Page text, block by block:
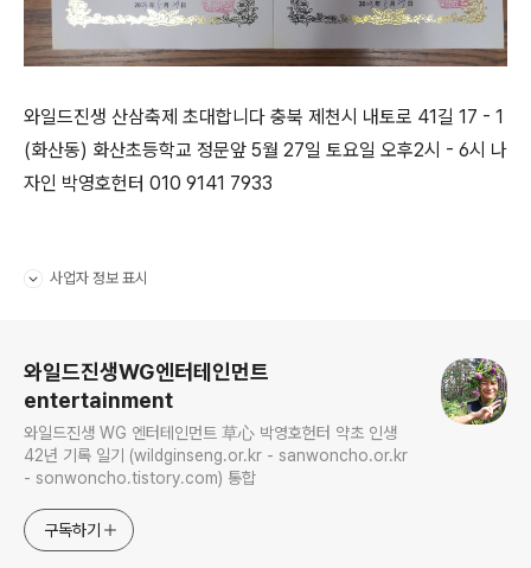
와일드진생 산삼축제 초대합니다 충북 제천시 내토로 41길 17 - 1
(화산동) 화산초등학교 정문앞 5월 27일 토요일 오후2시 - 6시 나
자인 박영호헌터 010 9141 7933
사업자 정보 표시
와일드진생WG엔터테인먼트
entertainment
와일드진생 WG 엔터테인먼트 草心 박영호헌터 약초 인생
42년 기록 일기 (wildginseng.or.kr - sanwoncho.or.kr
- sonwoncho.tistory.com) 통합
구독하기